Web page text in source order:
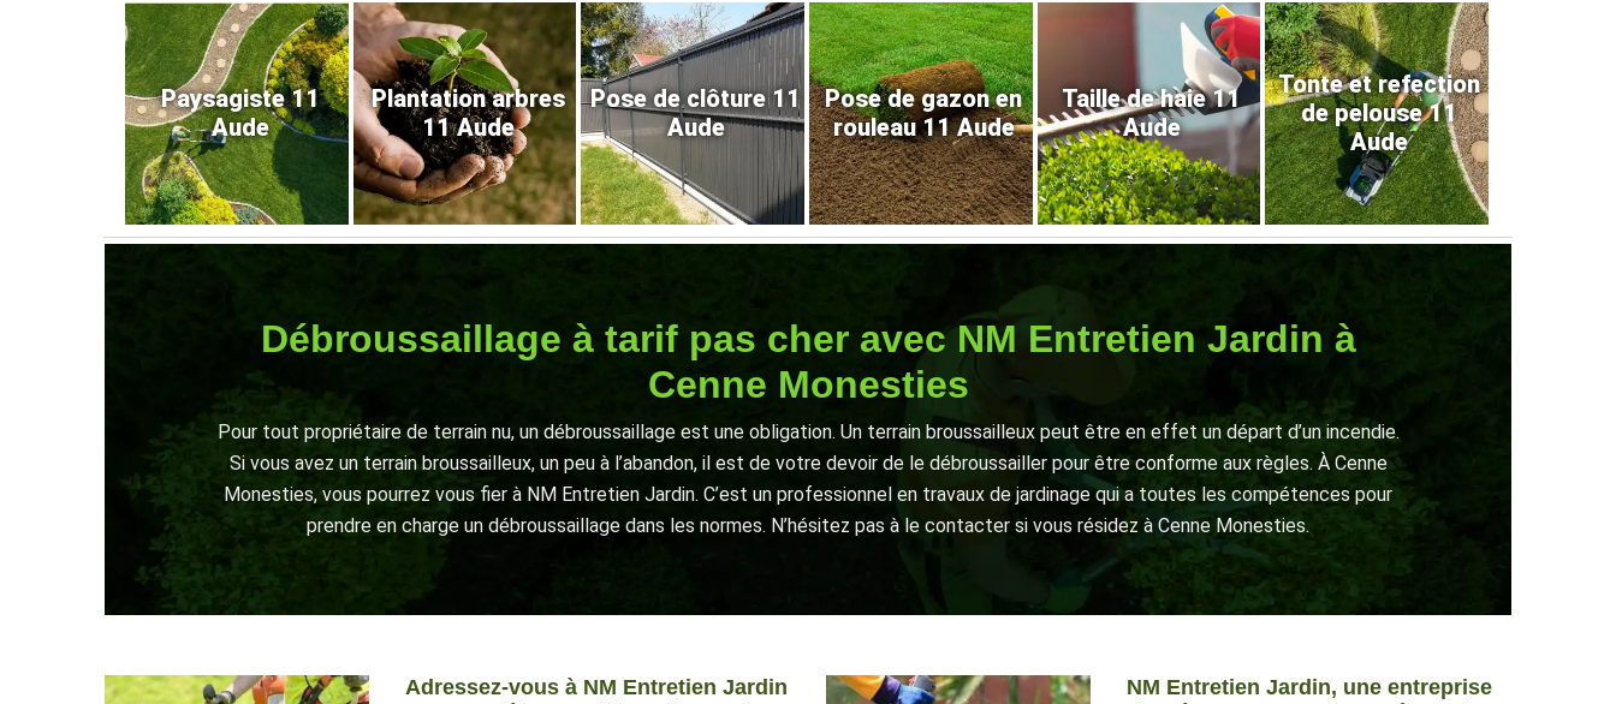
Paysagiste 11
Aude
Plantation arbres
11 Aude
Pose de clôture 11
Aude
Pose de gazon en
rouleau 11 Aude
Taille de haie 11
Aude
Tonte et refection
de pelouse 11
Aude
Débroussaillage à tarif pas cher avec NM Entretien Jardin à
Cenne Monesties
Pour tout propriétaire de terrain nu, un débroussaillage est une obligation. Un terrain broussailleux peut être en effet un départ d’un incendie.
Si vous avez un terrain broussailleux, un peu à l’abandon, il est de votre devoir de le débroussailler pour être conforme aux règles. À Cenne
Monesties, vous pourrez vous fier à NM Entretien Jardin. C’est un professionnel en travaux de jardinage qui a toutes les compétences pour
prendre en charge un débroussaillage dans les normes. N’hésitez pas à le contacter si vous résidez à Cenne Monesties.
Adressez-vous à NM Entretien Jardin
NM Entretien Jardin, une entreprise